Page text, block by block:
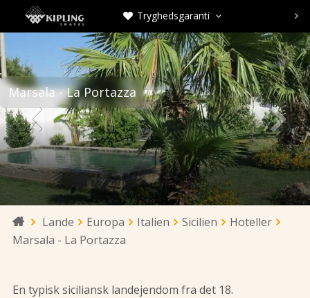
 Tryghedsgaranti  
Marsala - La Portazza
 
 Lande Europa Italien Sicilien
Hoteller
Marsala - La Portazza
En typisk siciliansk landejendom fra det 18.